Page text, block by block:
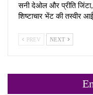
सनी देओल और प्रीति जिंटा,
शिष्टाचार भेंट की तस्वीर
PREV NEXT